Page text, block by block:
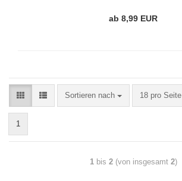
ab 8,99 EUR
Sortieren nach 18 pro Seite
1
1bis 2(von insgesamt 2)